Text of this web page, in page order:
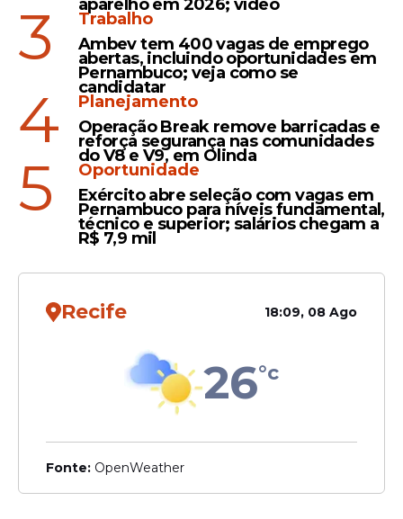
aparelho em 2026; vídeo
3
Trabalho
Ambev tem 400 vagas de emprego
abertas, incluindo oportunidades em
Pernambuco; veja como se
candidatar
4
Planejamento
Operação Break remove barricadas e
reforça segurança nas comunidades
do V8 e V9, em Olinda
5
Oportunidade
Exército abre seleção com vagas em
Pernambuco para níveis fundamental,
técnico e superior; salários chegam a
R$ 7,9 mil
Recife 18:09, 08 Ago
26°c
Fonte: OpenWeather